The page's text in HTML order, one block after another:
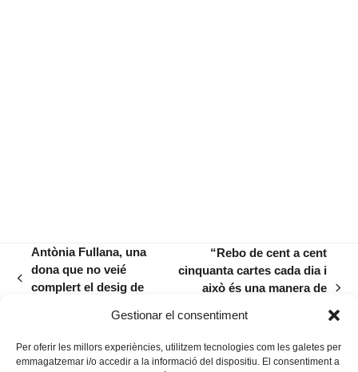
Gestionar el consentiment
Per oferir les millors experiències, utilitzem tecnologies com les galetes per
emmagatzemar i/o accedir a la informació del dispositiu. El consentiment a
previous
Antònia Fullana, una
dona que no veié
complert el desig de
post:
“Rebo de cent a cent
cinquanta cartes cada dia i
això és una manera de